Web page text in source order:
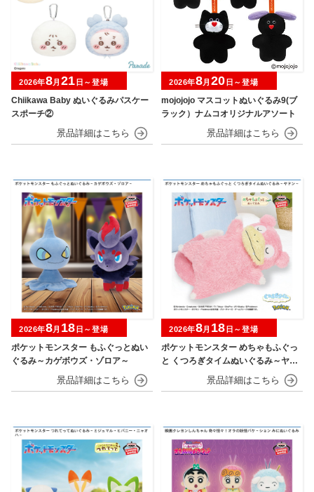
Chiikawa Baby ぬいぐるみパスケー
スポーチ②
2026年8月 21 日～登場
mojojojo マスコットぬいぐるみ9(ブ
ラック）ナムコオリジナルアソート
2026年8月 20 日～登場
ポケットモンスター もふぐっとぬい
ぐるみ～カゲボウズ・ゾロア～
2026年8月 18 日～登場
ポケットモンスター めちゃもふぐっ
と くつろぎタイムぬいぐるみ～ヤド
2026年8月 18 日～登場